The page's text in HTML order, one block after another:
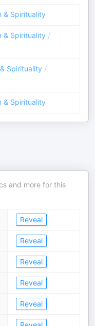
& Spirituality
& Spirituality /
Spirituality /
& Spirituality
and more for this
Reveal
Reveal
Reveal
Reveal
Reveal